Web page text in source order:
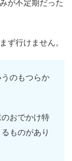
が不定期だった
ず行けません。
のもつらか
おでかけ特
ものがあり